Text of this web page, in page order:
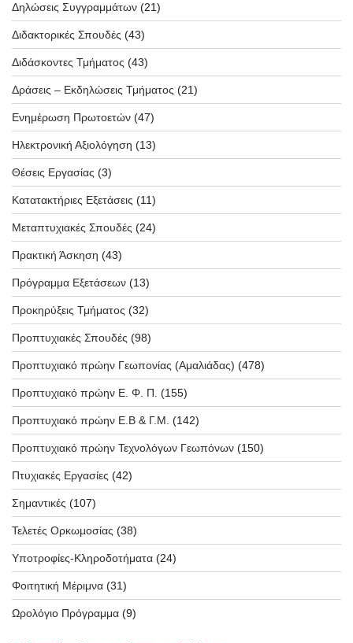
Δηλώσεις Συγγραμμάτων (21)
Διδακτορικές Σπουδές (43)
Διδάσκοντες Τμήματος (43)
Δράσεις – Εκδηλώσεις Τμήματος (21)
Ενημέρωση Πρωτοετών (47)
Ηλεκτρονική Αξιολόγηση (13)
Θέσεις Εργασίας (3)
Κατατακτήριες Εξετάσεις (11)
Μεταπτυχιακές Σπουδές (24)
Πρακτική Άσκηση (43)
Πρόγραμμα Εξετάσεων (13)
Προκηρύξεις Τμήματος (32)
Προπτυχιακές Σπουδές (98)
Προπτυχιακό πρώην Γεωπονίας (Αμαλιάδας) (478)
Προπτυχιακό πρώην Ε. Φ. Π. (155)
Προπτυχιακό πρώην Ε.Β & Γ.Μ. (142)
Προπτυχιακό πρώην Τεχνολόγων Γεωπόνων (150)
Πτυχιακές Εργασίες (42)
Σημαντικές (107)
Τελετές Ορκωμοσίας (38)
Υποτροφίες-Κληροδοτήματα (24)
Φοιτητική Μέριμνα (31)
Ωρολόγιο Πρόγραμμα (9)